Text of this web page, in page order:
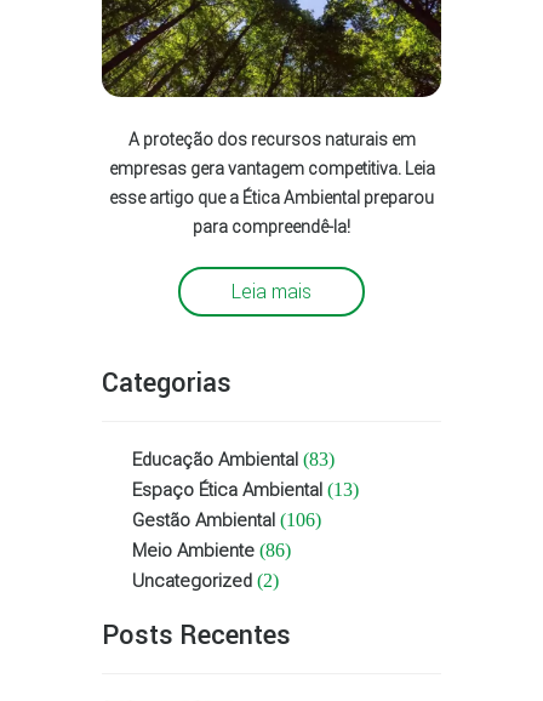
A proteção dos recursos naturais em
empresas gera vantagem competitiva. Leia
esse artigo que a Ética Ambiental preparou
para compreendê-la!
Leia mais
Categorias
Educação Ambiental (83)
Espaço Ética Ambiental (13)
Gestão Ambiental (106)
Meio Ambiente (86)
Uncategorized (2)
Posts Recentes